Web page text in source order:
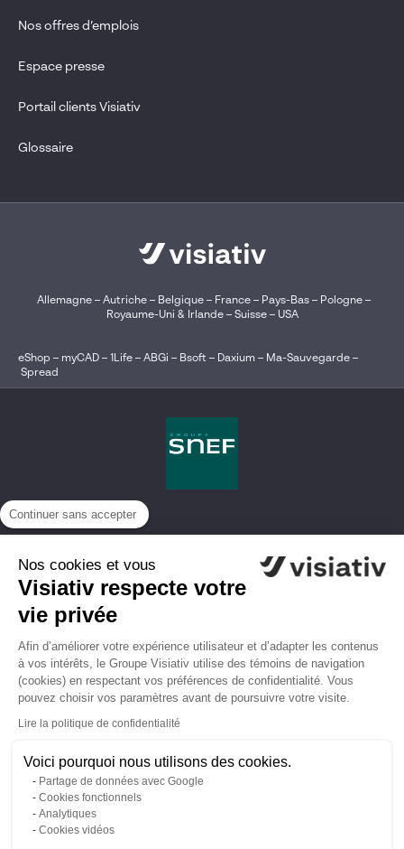
Continuer sans accepter
Nos cookies et vous
Visiativ respecte votre
vie privée
Afin d’améliorer votre expérience utilisateur et d’adapter les contenus
à vos intérêts, le Groupe Visiativ utilise des témoins de navigation
(cookies) en respectant vos préférences de confidentialité. Vous
pouvez choisir vos paramètres avant de poursuivre votre visite.
Lire la politique de confidentialité
Voici pourquoi nous utilisons des cookies.
Partage de données avec Google
Cookies fonctionnels
Analytiques
Cookies vidéos
Nos offres d’emplois
Espace presse
Portail clients Visiativ
Glossaire
Allemagne– Autriche– Belgique – France– Pays-Bas– Pologne–
Royaume-Uni & Irlande– Suisse– USA
eShop – myCAD – 1Life – ABGi – Bsoft – Daxium – Ma-Sauvegarde –
Spread
Vos données personnelles/ Contrats et documents légaux